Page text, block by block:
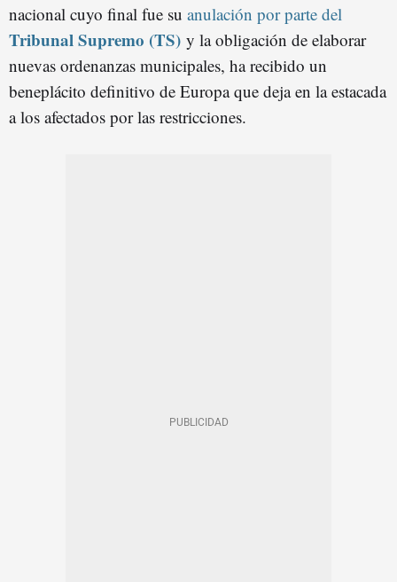
nacional cuyo final fue su anulación por parte del
Tribunal Supremo (TS) y la obligación de elaborar
nuevas ordenanzas municipales, ha recibido un
beneplácito definitivo de Europa que deja en la estacada
a los afectados por las restricciones.